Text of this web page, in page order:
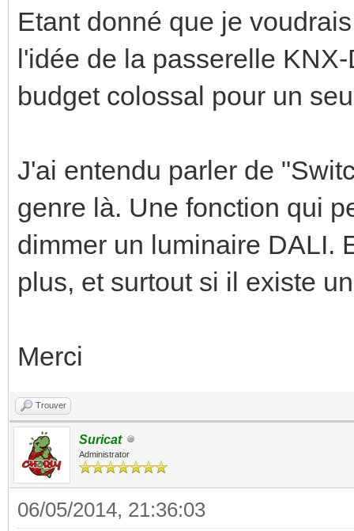
Etant donné que je
l'idée de la passerelle
budget colossal pour un
J'ai entendu parler de
genre là. Une fonction qui
dimmer un luminaire DALI.
plus, et surtout si il existe
Merci
Trouver
Suricat
Administrator
06/05/2014, 21:36:03